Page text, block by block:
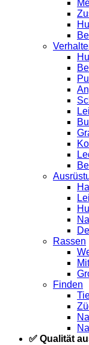
Rassen
Finden
✅ Qualität